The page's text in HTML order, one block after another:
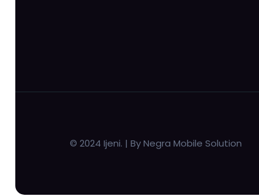
© 2024 Ijeni. | By Negra Mobile Solution